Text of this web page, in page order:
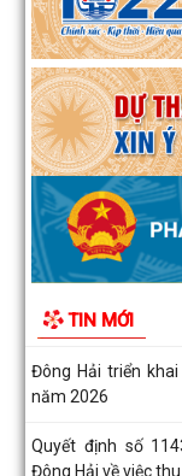
TIN MỚI
Cai - Hà Nội - Hải
Bàn giao mốc giải
Phòng thích ứng với
Đồng chí Chủ tịch
phố Đoạn Xá 1
Quyết định số
Đông Hải về việc
Nâng cao hiệu
Đông Hải
Đông Hải triển
năm 2026
Quyết định số
Đông Hải về việc